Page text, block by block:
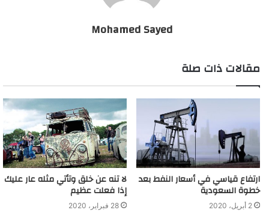
وإخضاعها لمسائلة المواطنين.
Mohamed Sayed
مقالات ذات صلة
ارتفاع قياسي في أسعار النفط بعد
خطوة السعودية
2 أبريل، 2020
لا تنه عن خلق وتأتي مثله عار عليك
إذا فعلت عظيم
28 فبراير، 2020